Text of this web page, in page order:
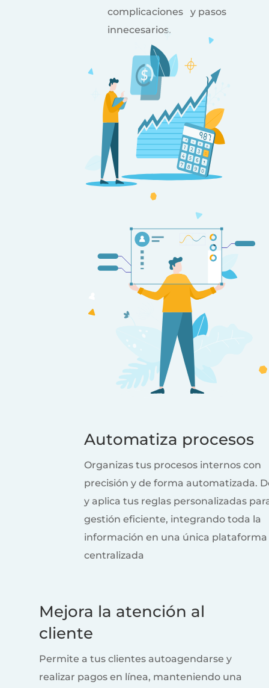
complicaciones y pasos
innecesarios.
Automatiza procesos
Organizas tus procesos internos con
precisión y de forma automatizada.
y aplica tus reglas personalizadas
gestión eficiente, integrando toda la
información en una única plataforma
centralizada
Mejora la atención al
cliente
Permite a tus clientes autoagendarse y
realizar pagos en línea, manteniendo una